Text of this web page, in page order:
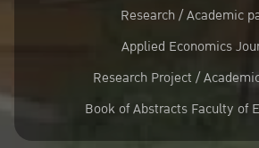
Research / Academic
Applied Economics
Research Project /
Book of Abstracts Faculty of